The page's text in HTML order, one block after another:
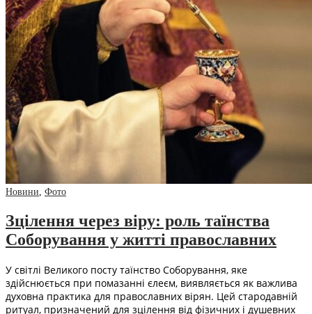
Новини, Фото
Зцілення через віру: роль таїнства
Соборування у житті православних
У світлі Великого посту таїнство Соборування, яке
здійснюється при помазанні єлеєм, виявляється як важлива
духовна практика для православних вірян. Цей стародавній
ритуал, призначений для зцілення від фізичних і душевних